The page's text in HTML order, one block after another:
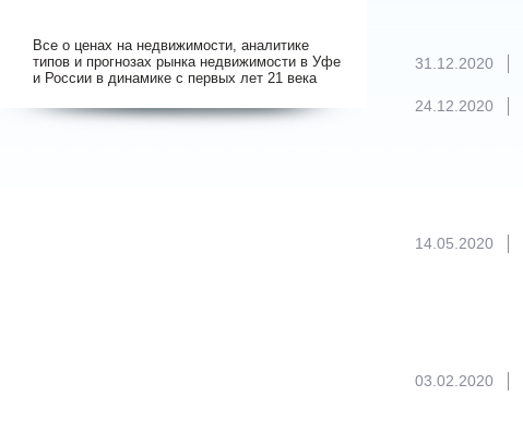
31.12.2020
24.12.2020
14.05.2020
03.02.2020
Все о ценах на недвижимости, аналитике
типов и прогнозах рынка недвижимости в Уфе
и России в динамике с первых лет 21 века